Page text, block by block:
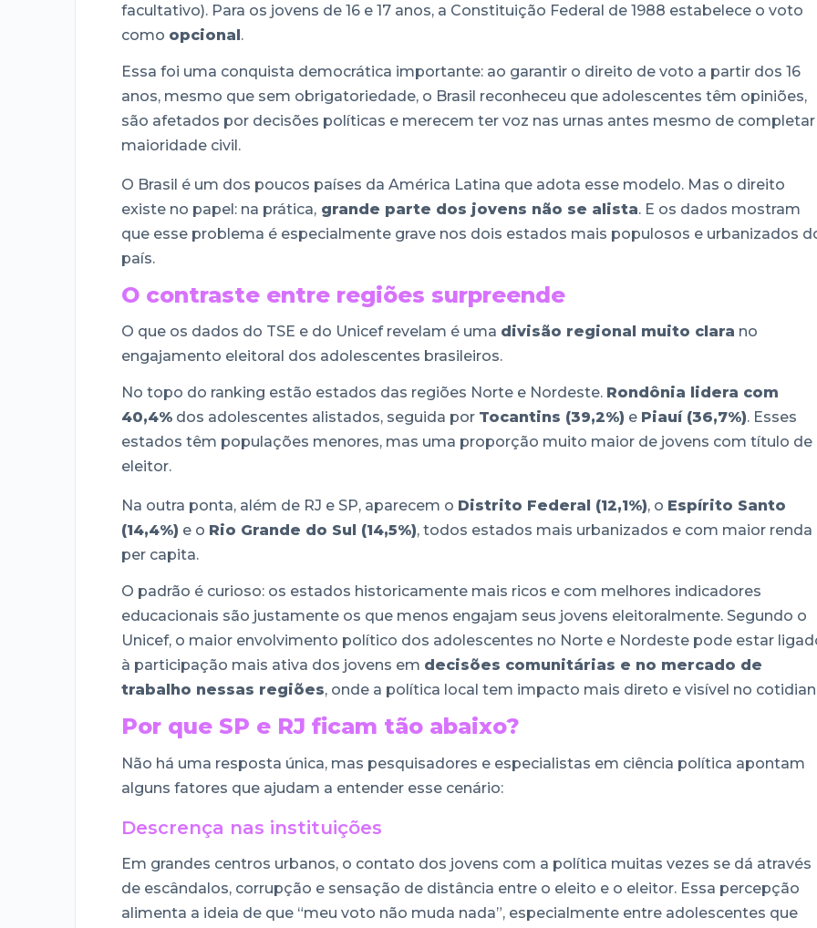
facultativo). Para os jovens de 16 e 17 anos, a Constituição Federal de 1988 estabelece o voto
como opcional.
Essa foi uma conquista democrática importante: ao garantir o direito de voto a partir dos 16
anos, mesmo que sem obrigatoriedade, o Brasil reconheceu que adolescentes têm opiniões,
são afetados por decisões políticas e merecem ter voz nas urnas antes mesmo de completar
maioridade civil.
O Brasil é um dos poucos países da América Latina que adota esse modelo. Mas o direito
existe no papel: na prática, grande parte dos jovens não se alista. E os dados mostram
que esse problema é especialmente grave nos dois estados mais populosos e urbanizados
país.
O contraste entre regiões surpreende
O que os dados do TSE e do Unicef revelam é uma divisão regional muito clara no
engajamento eleitoral dos adolescentes brasileiros.
No topo do ranking estão estados das regiões Norte e Nordeste. Rondônia lidera com
40,4% dos adolescentes alistados, seguida por Tocantins (39,2%) e Piauí (36,7%). Esses
estados têm populações menores, mas uma proporção muito maior de jovens com título de
eleitor.
Na outra ponta, além de RJ e SP, aparecem o Distrito Federal (12,1%), o Espírito Santo
(14,4%) e o Rio Grande do Sul (14,5%), todos estados mais urbanizados e com maior renda
per capita.
O padrão é curioso: os estados historicamente mais ricos e com melhores indicadores
educacionais são justamente os que menos engajam seus jovens eleitoralmente. Segundo o
Unicef, o maior envolvimento político dos adolescentes no Norte e Nordeste pode estar
à participação mais ativa dos jovens em decisões comunitárias e no mercado de
trabalho nessas regiões, onde a política local tem impacto mais direto e visível no
Por que SP e RJ ficam tão abaixo?
Não há uma resposta única, mas pesquisadores e especialistas em ciência política apontam
alguns fatores que ajudam a entender esse cenário:
Descrença nas instituições
Em grandes centros urbanos, o contato dos jovens com a política muitas vezes se dá através
de escândalos, corrupção e sensação de distância entre o eleito e o eleitor. Essa percepção
alimenta a ideia de que “meu voto não muda nada”, especialmente entre adolescentes que